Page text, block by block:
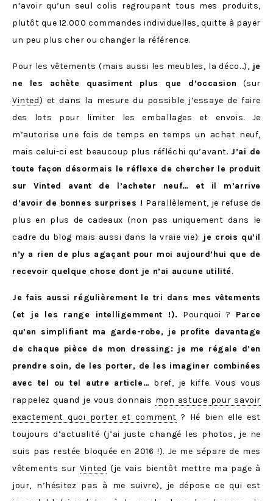
n’avoir qu’un seul colis regroupant tous mes produits,
plutôt que 12.000 commandes individuelles, quitte à payer
un peu plus cher ou changer la référence.
Pour les vêtements (mais aussi les meubles, la déco…), je
ne les achète quasiment plus que d’occasion (sur
Vinted) et dans la mesure du possible j’essaye de faire
des lots pour limiter les emballages et envois. Je
m’autorise une fois de temps en temps un achat neuf,
mais celui-ci est beaucoup plus réfléchi qu’avant. J’ai de
toute façon désormais le réflexe de chercher le produit
sur Vinted avant de l’acheter neuf… et il m’arrive
d’avoir de bonnes surprises ! Parallèlement, je refuse de
plus en plus de cadeaux (non pas uniquement dans le
cadre du blog mais aussi dans la vraie vie): je crois qu’il
n’y a rien de plus agaçant pour moi aujourd’hui que de
recevoir quelque chose dont je n’ai aucune utilité.
Je fais aussi régulièrement le tri dans mes vêtements
(et je les range intelligemment !).
Pourquoi ? Parce
qu’en simplifiant ma garde-robe, je profite davantage
de chaque pièce de mon dressing: je me régale d’en
prendre soin, de les porter, de les imaginer combinées
avec tel ou tel autre article… bref, je kiffe. Vous vous
rappelez quand je vous donnais mon astuce pour savoir
exactement quoi porter et comment ? Hé bien elle est
toujours d’actualité (j’ai juste changé les photos, je ne
suis pas restée bloquée en 2016 !). Je me sépare de mes
vêtements sur Vinted (je vais bientôt mettre ma page à
jour, n’hésitez pas à me suivre), je dépose ce qui est